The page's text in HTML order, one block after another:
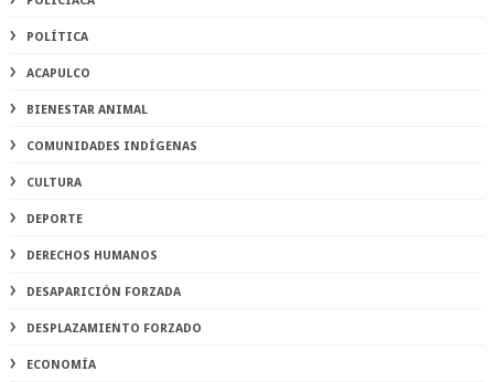
POLÍTICA
ACAPULCO
BIENESTAR ANIMAL
COMUNIDADES INDÍGENAS
CULTURA
DEPORTE
DERECHOS HUMANOS
DESAPARICIÓN FORZADA
DESPLAZAMIENTO FORZADO
ECONOMÍA